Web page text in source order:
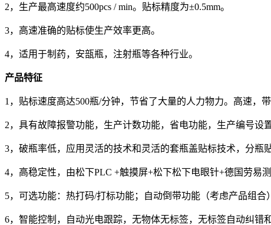
2，生产最高速度约500pcs / min。贴标精度为±0.5mm。
3，高速准确的贴标使生产效率更高。
4，适用于制药，安瓿瓶，注射瓶等各种行业。
产品特征
1，贴标速度高达500瓶/分钟，节省了大量的人力物力。高速，
2，具有故障报警功能，生产计数功能，省电功能，生产编号设
3，破瓶率低，应用灵活的技术和灵活的套瓶盖贴标技术，分瓶
4，高稳定性，由松下PLC +触摸屏+松下松下电眼针+德国劳易
5，可选功能：热打码/打标功能；自动倒带功能（考虑产品组合
6，智能控制，自动光电跟踪，无物体无标签，无标签自动纠错